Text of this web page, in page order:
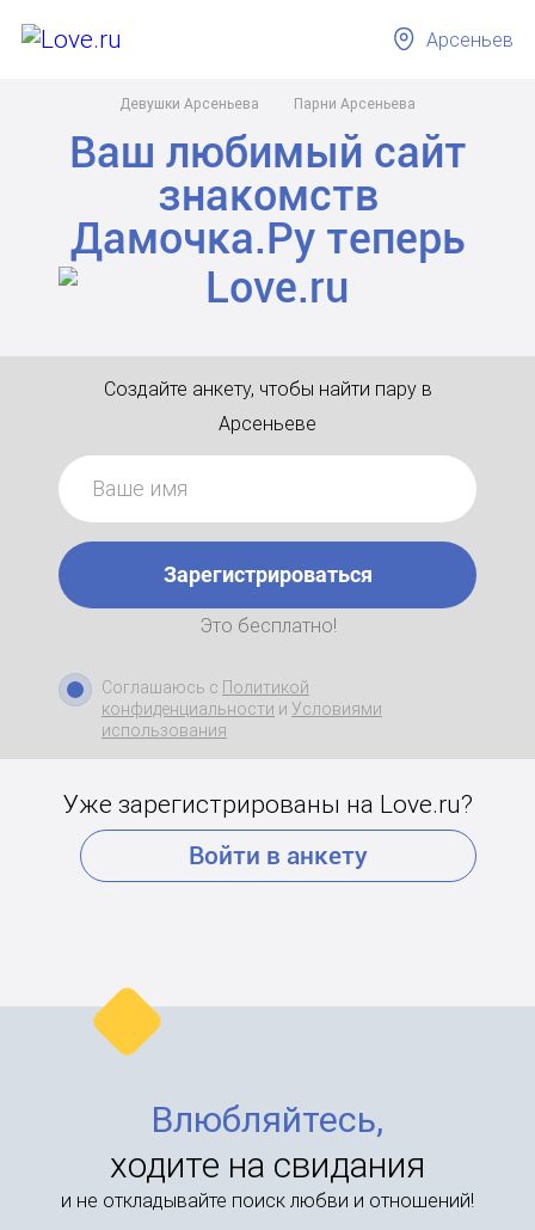
Девушки Арсеньева Парни Арсеньева
Арсеньев
Ваш любимый сайт
знакомств
Дамочка.Рутеперь
Создайте анкету, чтобы найти пару в
Арсеньеве
Зарегистрироваться
Это бесплатно!
Соглашаюсь с Политикой
конфиденциальности и Условиями
использования
Уже зарегистрированы на Love.ru?
Войти в анкету
Влюбляйтесь,
ходите на свидания
и не откладывайте поиск любви и отношений!